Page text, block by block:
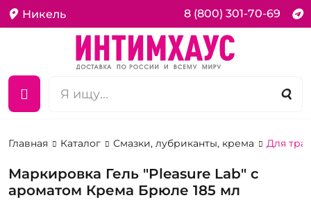
Никель 8 (800) 301-70-69
Главная Каталог Смазки, лубриканты, крема Для
Маркировка Гель "Pleasure Lab" с
ароматом Крема Брюле 185 мл